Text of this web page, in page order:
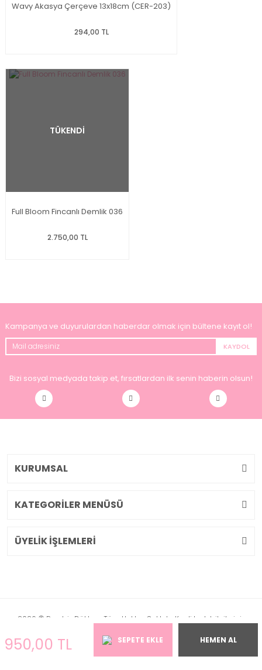
Wavy Akasya Çerçeve 13x18cm (CER-203)
294,00 TL
TÜKENDİ
Full Bloom Fincanlı Demlik 036
2.750,00 TL
950,00 TL SEPETE EKLE HEMEN AL
Kampanya ve duyurulardan haberdar olmak için bültene kayıt ol!
KAYDOL
Bizi sosyal medyada takip et, fırsatlardan ilk senin haberin olsun!
KURUMSAL
KATEGORİLER MENÜSÜ
ÜYELİK İŞLEMLERİ
2026 © Pembiş Dükkan. Tüm Hakları Saklıdır. Kredi kartı bilgileriniz